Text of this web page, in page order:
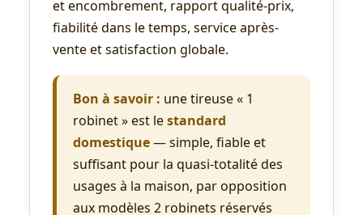
et encombrement, rapport qualité-prix,
fiabilité dans le temps, service après-
vente et satisfaction globale.
Bon à savoir : une tireuse « 1
robinet » est lestandard
domestique— simple, fiable et
suffisant pour la quasi-totalité des
usages à la maison, par opposition
aux modèles 2 robinets réservés